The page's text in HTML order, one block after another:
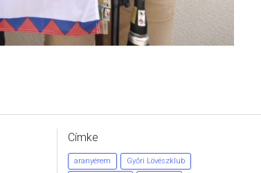
Címke
aranyérem
Győri Lövészklub